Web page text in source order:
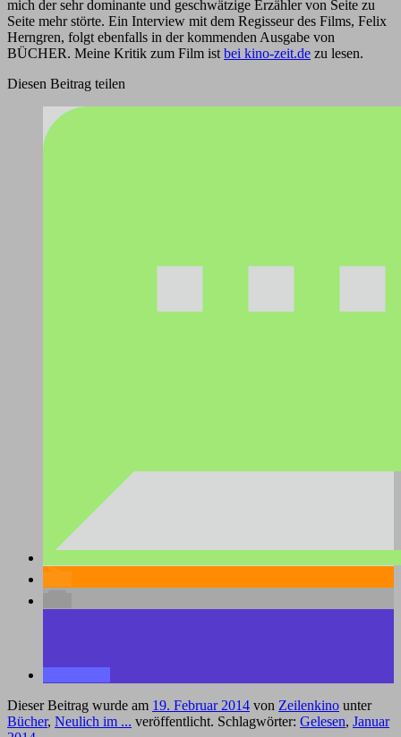
mich der sehr dominante und geschwätzige Erzähler von Seite zu
Seite mehr störte. Ein Interview mit dem Regisseur des Films, Felix
Herngren, folgt ebenfalls in der kommenden Ausgabe von
BÜCHER. Meine Kritik zum Film ist bei kino-zeit.de zu lesen.
Diesen Beitrag teilen
Dieser Beitrag wurde am 19. Februar 2014 von Zeilenkino unter
Bücher, Neulich im ... veröffentlicht. Schlagwörter: Gelesen, Januar